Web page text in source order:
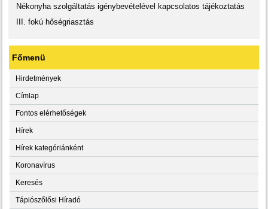
Nékonyha szolgáltatás igénybevételével kapcsolatos tájékoztatás
III. fokú hőségriasztás
Főmenü
Hirdetmények
Címlap
Fontos elérhetőségek
Hírek
Hírek kategóriánként
Koronavírus
Keresés
Tápiószőlősi Híradó